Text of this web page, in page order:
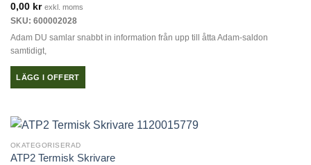
De
alternativen
kan
väljas
på
0,00 kr exkl. moms
SKU: 600002028
Adam DU samlar snabbt in information från upp till åtta Adam-saldon
samtidigt,
LÄGG I OFFERT
OKATEGORISERAD
ATP2 Termisk Skrivare